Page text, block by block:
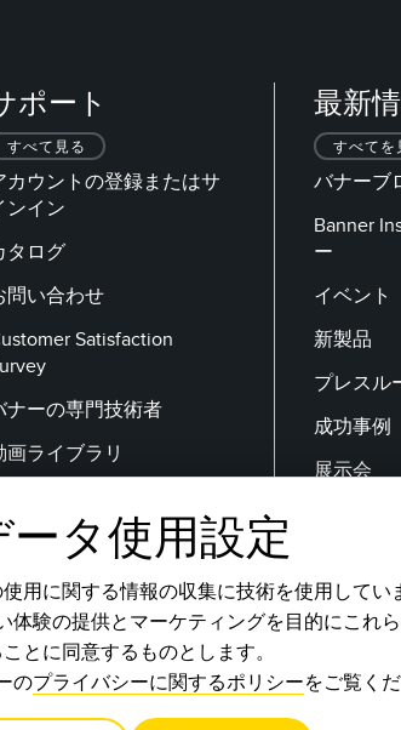
ポート
すべて見る
カウントの登録またはサ
ンイン
タログ
問い合わせ
Satisfaction
ナーの専門技術者
画ライブラリ
最新
すべてを
バナーブ
Banner
ー
イベント
新製品
プレスル
成功事例
展示会
メールアドレス
ータ使用設定
用に関する情報の収集に技術を使用してい
体験の提供とマーケティングを目的にこれ
ことに同意するものとします。
のプライバシーに関するポリシーをご覧くだ